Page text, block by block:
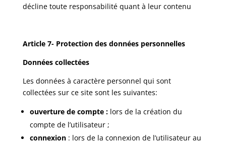
décline toute responsabilité quant à leur contenu
Article 7- Protection des données personnelles
Données collectées
Les données à caractère personnel qui sont
collectées sur ce site sont les suivantes:
ouverture de compte :lors de la création du
compte de l’utilisateur ;
connexion : lors de la connexion de l’utilisateur au